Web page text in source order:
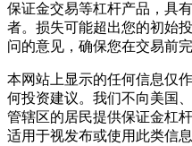
保证金交易等杠杆产品，具
者。损失可能超出您的初始
问的意见，确保您在交易前
本网站上显示的任何信息仅
何投资建议。我们不向美国
管辖区的居民提供保证金杠
适用于视发布或使用此类信